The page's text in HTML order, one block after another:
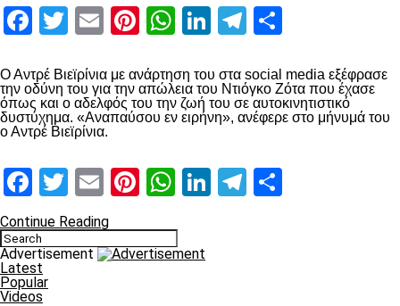
Facebook
Twitter
EmailPinterest
WhatsApp
LinkedIn
Telegram
Ο Αντρέ Βιεϊρίνια με ανάρτηση του στα social media εξέφρασε
την οδύνη του για την απώλεια του Ντιόγκο Ζότα που έχασε
όπως και ο αδελφός του την ζωή του σε αυτοκινητιστικό
δυστύχημα. «Αναπαύσου εν ειρήνη», ανέφερε στο μήνυμά του
ο Αντρέ Βιεϊρίνια.
Facebook
Twitter
EmailPinterest
WhatsApp
LinkedIn
Telegram
Continue Reading
Advertisement
Latest
Popular
Videos